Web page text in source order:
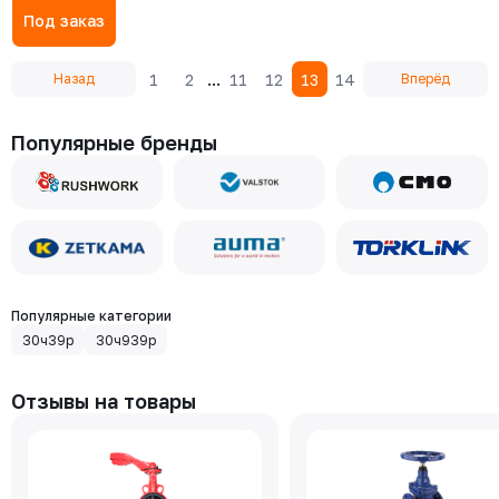
SA16.2, 380В (без указателя
Под заказ
Назад 1 2 ... 11 12 13 14 Вперёд
Популярные бренды
Популярные категории
30ч39р
30ч939р
Отзывы на товары